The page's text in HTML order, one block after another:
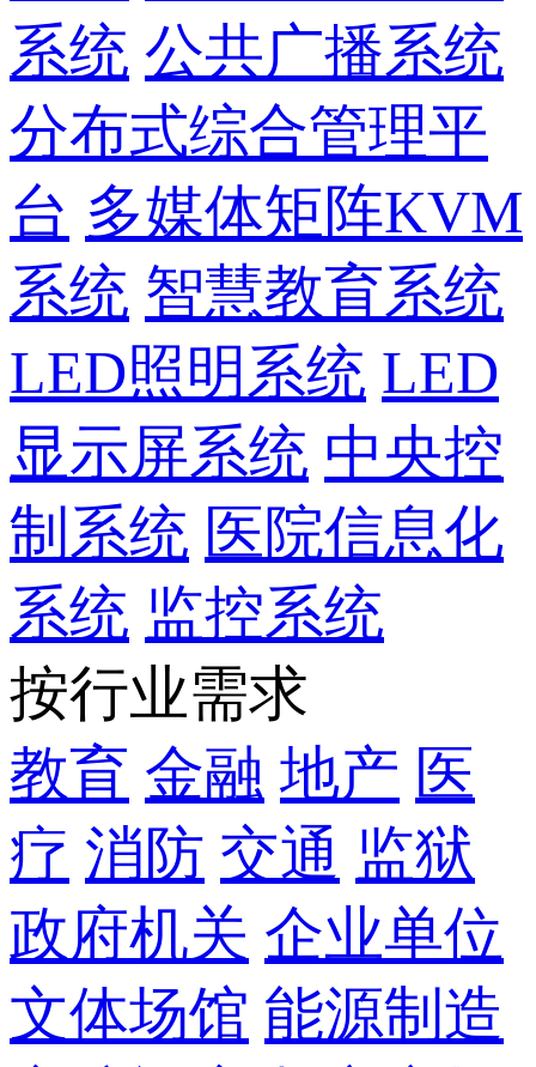
系统 公共广播系统
分布式综合管理平
台 多媒体矩阵KVM
系统 智慧教育系统
LED照明系统 LED
显示屏系统 中央控
制系统 医院信息化
系统 监控系统
按行业需求
教育 金融 地产 医
疗 消防 交通 监狱
政府机关 企业单位
文体场馆 能源制造